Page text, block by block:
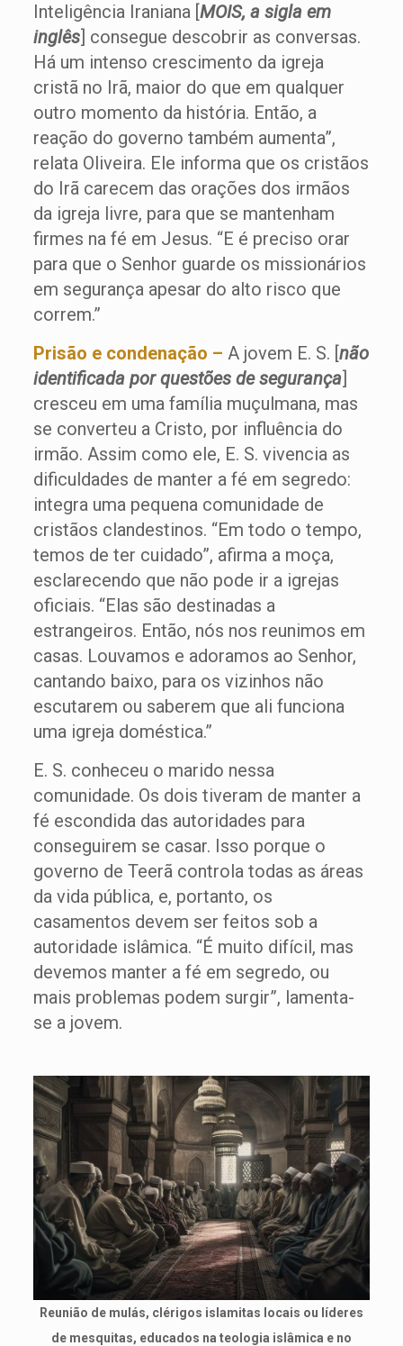
Inteligência Iraniana [MOIS, a sigla em
inglês] consegue descobrir as conversas.
Há um intenso crescimento da igreja
cristã no Irã, maior do que em qualquer
outro momento da história. Então, a
reação do governo também aumenta”,
relata Oliveira. Ele informa que os cristãos
do Irã carecem das orações dos irmãos
da igreja livre, para que se mantenham
firmes na fé em Jesus. “E é preciso orar
para que o Senhor guarde os missionários
em segurança apesar do alto risco que
correm.”
Prisão e condenação – A jovem E. S. [não
identificada por questões de segurança]
cresceu em uma família muçulmana, mas
se converteu a Cristo, por influência do
irmão. Assim como ele, E. S. vivencia as
dificuldades de manter a fé em segredo:
integra uma pequena comunidade de
cristãos clandestinos. “Em todo o tempo,
temos de ter cuidado”, afirma a moça,
esclarecendo que não pode ir a igrejas
oficiais. “Elas são destinadas a
estrangeiros. Então, nós nos reunimos em
casas. Louvamos e adoramos ao Senhor,
cantando baixo, para os vizinhos não
escutarem ou saberem que ali funciona
uma igreja doméstica.”
E. S. conheceu o marido nessa
comunidade. Os dois tiveram de manter a
fé escondida das autoridades para
conseguirem se casar. Isso porque o
governo de Teerã controla todas as áreas
da vida pública, e, portanto, os
casamentos devem ser feitos sob a
autoridade islâmica. “É muito difícil, mas
devemos manter a fé em segredo, ou
mais problemas podem surgir”, lamenta-
se a jovem.
Reunião de mulás, clérigos islamitas locais ou líderes
de mesquitas, educados na teologia islâmica e no